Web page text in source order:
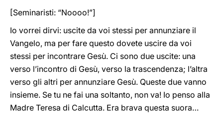
[Seminaristi: “Noooo!”]
Io vorrei dirvi: uscite da voi stessi per annunziare il
Vangelo, ma per fare questo dovete uscire da voi
stessi per incontrare Gesù. Ci sono due uscite: una
verso l’incontro di Gesù, verso la trascendenza; l’altra
verso gli altri per annunziare Gesù. Queste due vanno
insieme. Se tu ne fai una soltanto, non va! Io penso alla
Madre Teresa di Calcutta. Era brava questa suora…